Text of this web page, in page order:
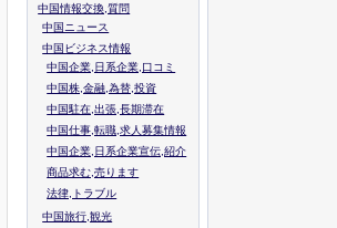
中国情報交換,質問
中国ニュース
中国ビジネス情報
中国企業,日系企業,口コミ
中国株,金融,為替,投資
中国駐在,出張,長期滞在
中国仕事,転職,求人募集情報
中国企業,日系企業宣伝,紹介
商品求む,売ります
法律,トラブル
中国旅行,観光